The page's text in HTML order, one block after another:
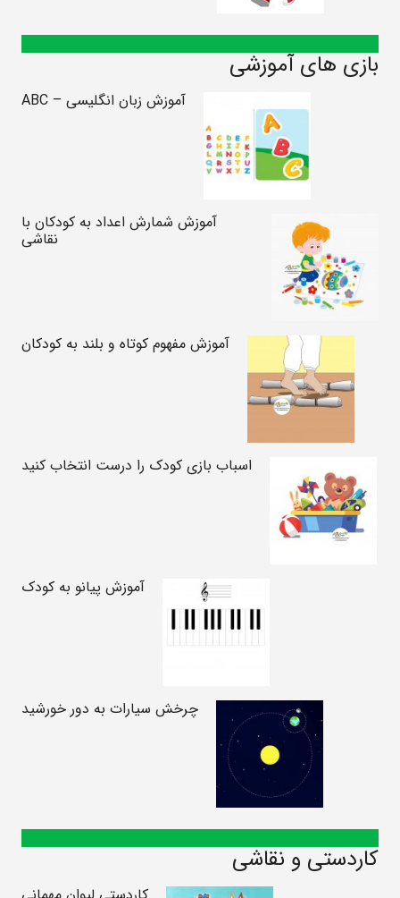
بازی های آموزشی
آموزش زبان انگلیسی – ABC
آموزش شمارش اعداد به کودکان با
نقاشی
آموزش مفهوم کوتاه و بلند به کودکان
اسباب بازی کودک را درست انتخاب کنید
آموزش پیانو به کودک
چرخش سیارات به دور خورشید
کاردستی و نقاشی